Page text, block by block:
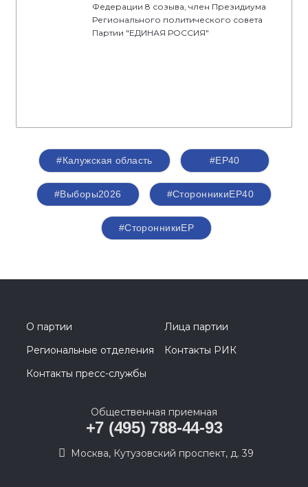
Федерации 8 созыва, член Президиума
Регионального политического совета
Партии "ЕДИНАЯ РОССИЯ"
#Калужская область #ЕР40
#Выборы2026 #СторонникиЕР40
#СторонникиЕР
О партии
Лица партии
Региональные отделения
Контакты РИК
Контакты пресс-службы
Общественная приемная
+7 (495) 788-44-93
Москва, Кутузовский проспект, д. 39